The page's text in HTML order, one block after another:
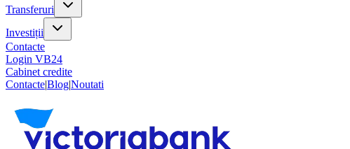
Transferuri
Investiții
Contacte
Login VB24
Cabinet credite
Contacte|Blog|Noutati